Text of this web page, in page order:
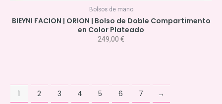
Bolsos de mano
BIEYNI FACION | ORION | Bolso de Doble Compartimento
en Color Plateado
249,00 €
1 2 3 4 5 6 7 →